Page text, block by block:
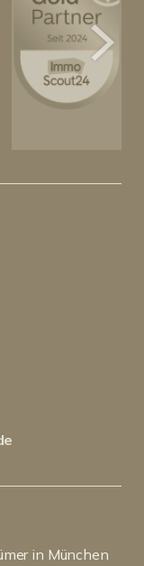
in München